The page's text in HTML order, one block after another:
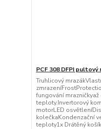
PCF 308 DFPI pultový
Truhlicový
fungování
teploty.Invertorový
motorLED
kolečkaKondenzační
teploty1x Drátěný